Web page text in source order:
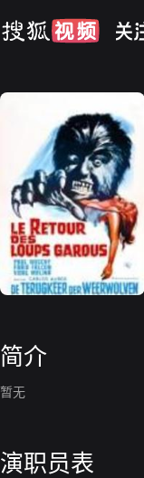
简介
暂无
演职员表